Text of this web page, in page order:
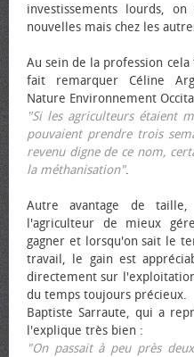
investissements lourds,
nouvelles mais chez les
Au sein de la profession
fait remarquer Céline
Nature Environnement
"Si les agriculteurs étaient
pouvaient prendre trois
revenu digne de ce nom,
la méthanisation".
Autre avantage de
l'agriculteur de mieux
gagner et lorsqu'on sait le
travail, le gain est
directement sur
du temps toujours précieux.
Baptiste Sarraute, qui a
l'explique très bien :
"On passait à peu près